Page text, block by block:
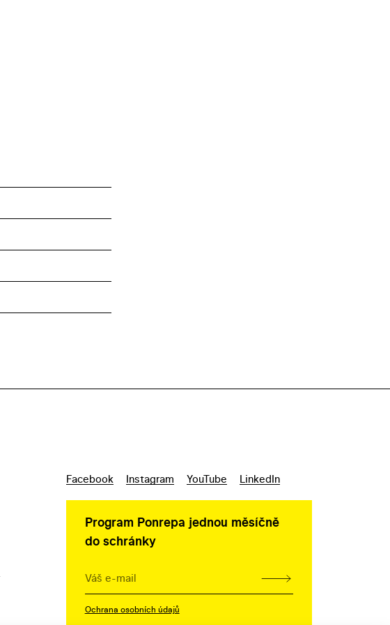
Facebook Instagram YouTube LinkedIn
Program Ponrepa jednou měsíčně
do schránky
Ochrana osobních údajů